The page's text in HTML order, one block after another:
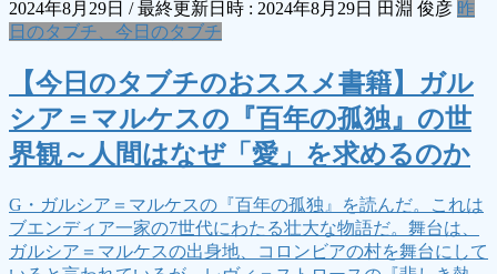
2024年8月29日 / 最終更新日時 : 2024年8月29日 田淵 俊彦 昨
日のタブチ、今日のタブチ
【今日のタブチのおススメ書籍】ガル
シア＝マルケスの『百年の孤独』の世
界観～人間はなぜ「愛」を求めるのか
G・ガルシア＝マルケスの『百年の孤独』を読んだ。これは
ブエンディア一家の7世代にわたる壮大な物語だ。舞台は、
ガルシア＝マルケスの出身地、コロンビアの村を舞台にして